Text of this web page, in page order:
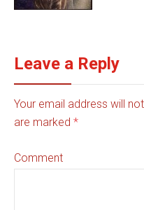
Leave a Reply
Your email address will
are marked *
Comment